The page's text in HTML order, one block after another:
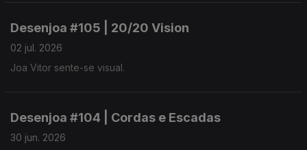
Desenjoa #105 | 20/20 Vision
02 jul. 2026
Joa Vitor sente-se visual.
Desenjoa #104 | Cordas e Escadas
30 jun. 2026